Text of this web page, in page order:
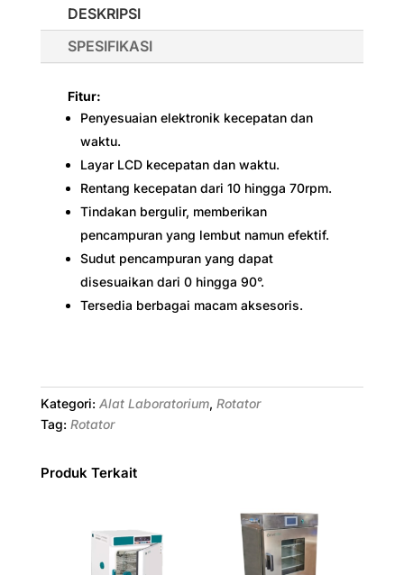
DESKRIPSI
SPESIFIKASI
Fitur:
Penyesuaian elektronik kecepatan dan
waktu.
Layar LCD kecepatan dan waktu.
Rentang kecepatan dari 10 hingga 70rpm.
Tindakan bergulir, memberikan
pencampuran yang lembut namun efektif.
Sudut pencampuran yang dapat
disesuaikan dari 0 hingga 90°.
Tersedia berbagai macam aksesoris.
Kategori: Alat Laboratorium, Rotator
Tag: Rotator
Produk Terkait